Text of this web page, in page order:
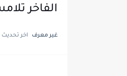
الفاخر
غير معرف اخر تحديث